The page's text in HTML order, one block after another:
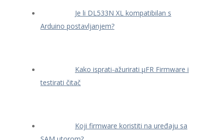
Je li DL533N XL kompatibilan s
Arduino postavljanjem?
Kako isprati-ažurirati μFR Firmware i
testirati čitač
Koji firmware koristiti na uređaju sa